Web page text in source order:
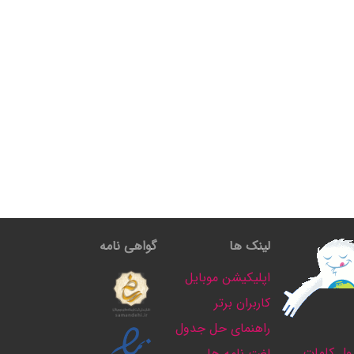
لینک ها
اپلیکیشن موبایل
کاربران برتر
راهنمای حل جدول
گواهی نامه